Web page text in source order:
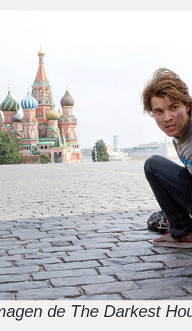
de The Darkest